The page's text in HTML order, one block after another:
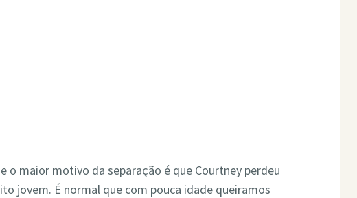
o maior motivo da separação é que Courtney perdeu
jovem. É normal que com pouca idade queiramos